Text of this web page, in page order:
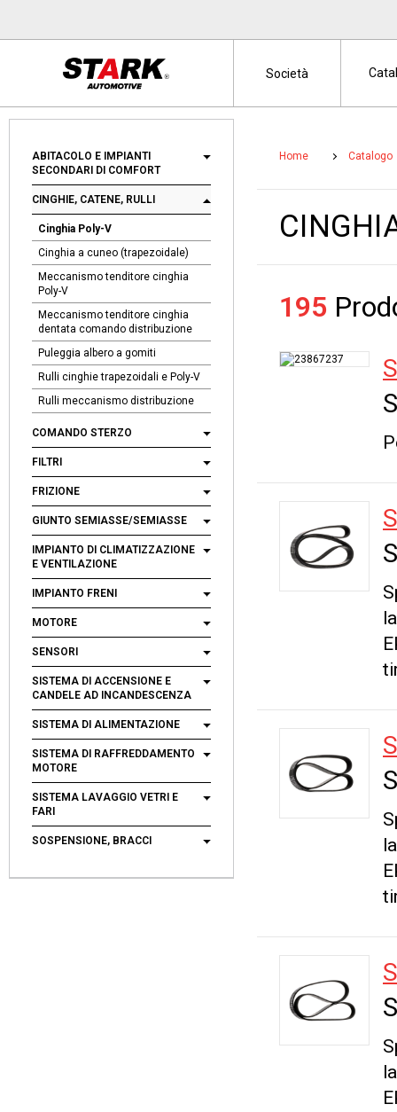
ABITACOLO E IMPIANTI
SECONDARI DI COMFORT
CINGHIE, CATENE, RULLI
Cinghia Poly-V
Cinghia a cuneo (trapezoidale)
Meccanismo tenditore cinghia
Poly-V
Meccanismo tenditore cinghia
dentata comando distribuzione
Puleggia albero a gomiti
Rulli cinghie trapezoidali e Poly-V
Rulli meccanismo distribuzione
COMANDO STERZO
FILTRI
FRIZIONE
GIUNTO SEMIASSE/SEMIASSE
IMPIANTO DI CLIMATIZZAZIONE
E VENTILAZIONE
IMPIANTO FRENI
MOTORE
SENSORI
SISTEMA DI ACCENSIONE E
CANDELE AD INCANDESCENZA
SISTEMA DI ALIMENTAZIONE
SISTEMA DI RAFFREDDAMENTO
MOTORE
SISTEMA LAVAGGIO VETRI E
FARI
SOSPENSIONE, BRACCI
Home Catalogo
195
Società